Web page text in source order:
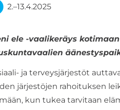
2.–13.4.2025
ele -vaalikeräys
ja terveysjärjestöt
järjestöjen rahoituksen
kun tukea tarvitaan